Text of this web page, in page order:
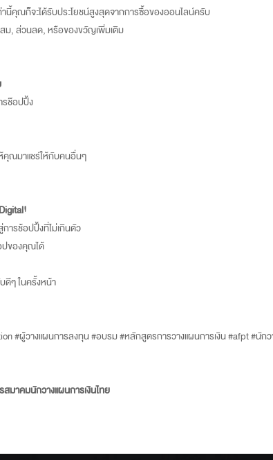
นี้คุณก็จะได้รับประโยชน์สูงสุดจากการซื้อของออนไลน์ครับ
สม, ส่วนลด, หรือของขวัญเพิ่มเติม
รช๊อปปิ้ง
คุณมาแชร์ให้กับคนอื่นๆ
ารช้อปปิ้งที่ไม่เกินตัว
ปของคุณได้
ๆ ในครั้งหน้า
#ผู้วางแผนการลงทุน #อบรม #หลักสูตรการวางแผนการเงิน #afpt #นัก
มาคมนักวางแผนการเงินไทย